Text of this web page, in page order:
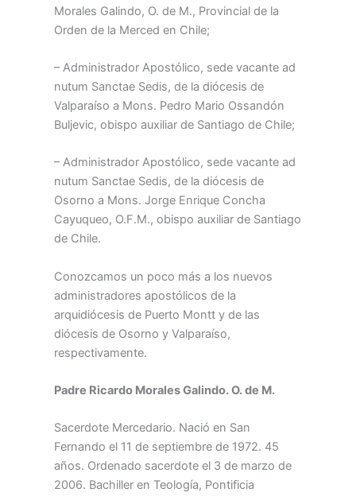
Morales Galindo, O. de M., Provincial de la
Orden de la Merced en Chile;
– Administrador Apostólico, sede vacante ad
nutum Sanctae Sedis, de la diócesis de
Valparaíso a Mons. Pedro Mario Ossandón
Buljevic, obispo auxiliar de Santiago de Chile;
– Administrador Apostólico, sede vacante ad
nutum Sanctae Sedis, de la diócesis de
Osorno a Mons. Jorge Enrique Concha
Cayuqueo, O.F.M., obispo auxiliar de Santiago
de Chile.
Conozcamos un poco más a los nuevos
administradores apostólicos de la
arquidiócesis de Puerto Montt y de las
diócesis de Osorno y Valparaíso,
respectivamente.
Padre Ricardo Morales Galindo. O. de M.
Sacerdote Mercedario. Nació en San
Fernando el 11 de septiembre de 1972. 45
años. Ordenado sacerdote el 3 de marzo de
2006. Bachiller en Teología, Pontificia